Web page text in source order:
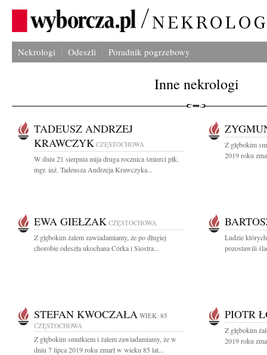
Nekrologi Odeszli Poradnik pogrzebowy
Inne nekrologi
TADEUSZ ANDRZEJ
KRAWCZYK CZĘSTOCHOWA
W dniu 21 sierpnia mija druga rocznica śmierci płk.
mgr. inż. Tadeusza Andrzeja Krawczyka...
Z głębokim
2019 roku
EWA GIEŁZAK CZĘSTOCHOWA
Z głębokim żalem zawiadamiamy, że po długiej
chorobie odeszła ukochana Córka i Siostra...
Ludzie
pozostawili
STEFAN KWOCZAŁA WIEK: 85
CZĘSTOCHOWA
Z głębokim smutkiem i żalem zawiadamiamy, że w
dniu 7 lipca 2019 roku zmarł w wieku 85 lat...
PIOTR
Z głębokim
2019 roku